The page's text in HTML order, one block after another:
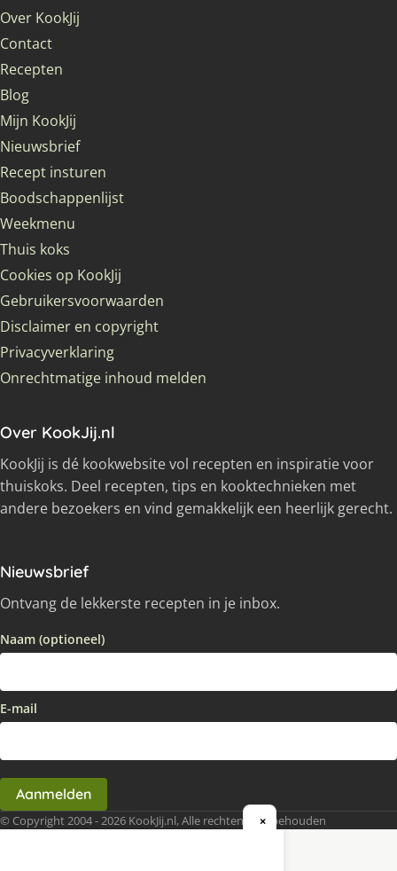
Over KookJij
Contact
Recepten
Blog
Mijn KookJij
Nieuwsbrief
Recept insturen
Boodschappenlijst
Weekmenu
Thuis koks
Cookies op KookJij
Gebruikersvoorwaarden
Disclaimer en copyright
Privacyverklaring
Onrechtmatige inhoud melden
Over KookJij.nl
KookJij is dé kookwebsite vol recepten en inspiratie voor
thuiskoks. Deel recepten, tips en kooktechnieken met
andere bezoekers en vind gemakkelijk een heerlijk gerecht.
Nieuwsbrief
Ontvang de lekkerste recepten in je inbox.
Naam (optioneel)
E-mail
Aanmelden
© Copyright 2004 - 2026 KookJij.nl, Alle rechten voorbehouden
×